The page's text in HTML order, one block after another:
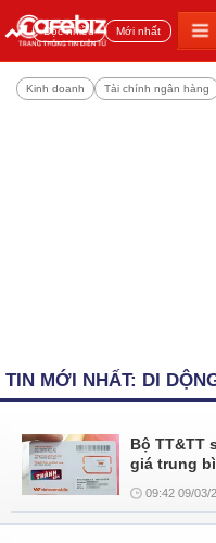
Đọc nhiều Mới nhất
Kinh doanh Tài chính ngân hàng
TIN MỚI NHẤT: DI
Bộ TT&TT
giá trung
09:42 09/03/